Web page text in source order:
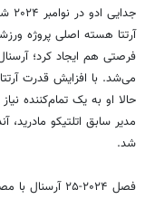
آرتتا هسته اصلی پروژه
فرصتی هم ایجاد کرد؛
می‌شد. با افزایش قدرت
حالا او به یک تمام‌کننده
مدیر سابق اتلتیکو مادرید،
شد.
فصل ۲۰۲۴-۲۵